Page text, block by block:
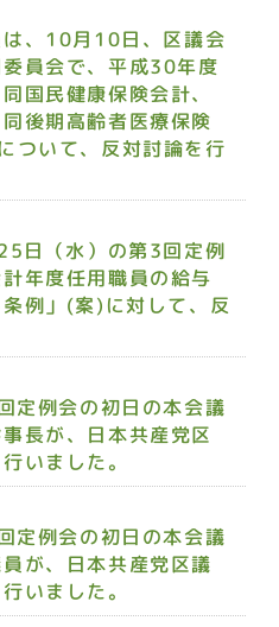
、10月10日、区議会
員会で、平成30年度
国民健康保険会計、
後期高齢者医療保険
ついて、反対討論を行
日（水）の第3回定例
年度任用職員の給与
例」(案)に対して、反
定例会の初日の本会議
長が、日本共産党区
いました。
定例会の初日の本会議
が、日本共産党区議
いました。